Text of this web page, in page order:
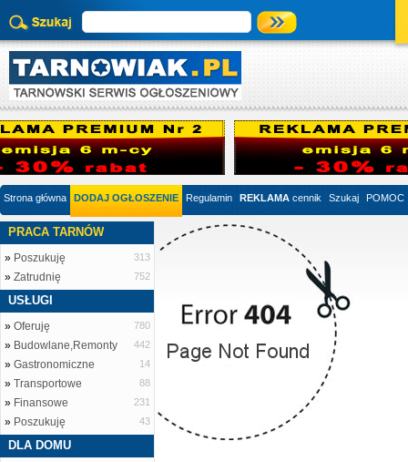
Strona główna DODAJ OGŁOSZENIE Regulamin REKLAMA cennik Szukaj POMOC
PRACA TARNÓW
» Poszukuję 313
» Zatrudnię 752
USŁUGI
» Oferuję 780
» Budowlane,Remonty 442
» Gastronomiczne 14
» Transportowe 88
» Finansowe 231
» Poszukuję 43
DLA DOMU